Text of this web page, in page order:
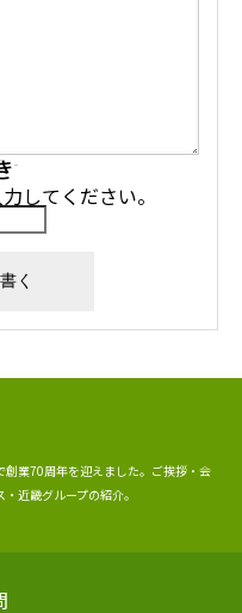
してください。
創業70周年を迎えました。ご挨拶・会
近畿グループの紹介。